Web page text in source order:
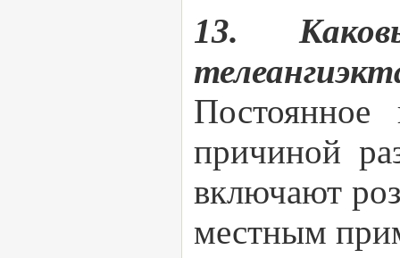
13.
Постоянное
причиной
включают
местным